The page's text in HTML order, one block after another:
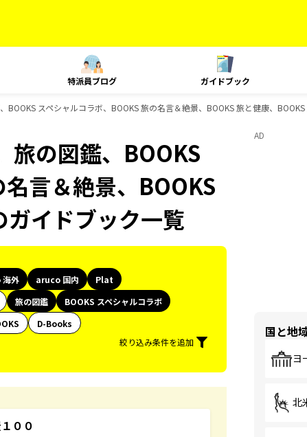
特派員ブログ ガイドブック
スペシャルコラボ、BOOKS 旅の名言＆絶景、BOOKS 旅と健康、
の図鑑、BOOKS
言＆絶景、BOOKS
イドブック一覧
外 aruco 国内
Plat
旅の図鑑
BOOKS スペシャルコラボ
D-Books
絞り込み条件を追加
００
AD
国と地
ヨ
北